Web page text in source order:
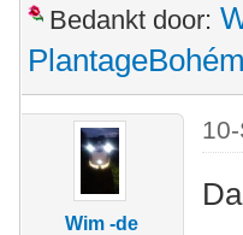
Bedankt door:
Wim -de